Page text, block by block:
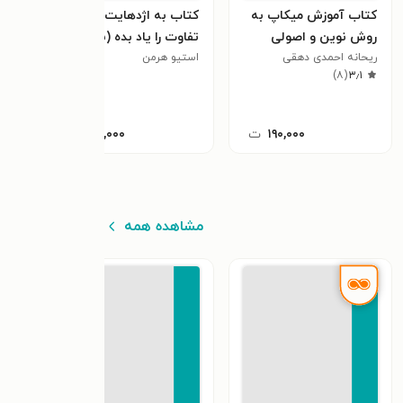
کتاب آموزش میکاپ به
روش نوین و اصولی
ریحانه احمدی دهقی
۳٫۱(۸)
۱۹۰,۰۰۰ ت
کتاب به اژدهایت تنوع و
تفاوت را یاد بده (۲۵)
استیو هرمن
۴۰,۰۰۰
مشاهده همه